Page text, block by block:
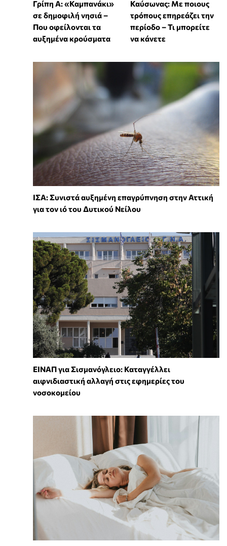
Γρίπη Α: «Καμπανάκι»
σε δημοφιλή νησιά –
Που οφείλονται τα
αυξημένα κρούσματα
Καύσωνας: Με ποιους
τρόπους επηρεάζει την
περίοδο – Τι μπορείτε
να κάνετε
ΙΣΑ: Συνιστά αυξημένη επαγρύπνηση στην Αττική
για τον ιό του Δυτικού Νείλου
ΕΙΝΑΠ για Σισμανόγλειο: Καταγγέλλει
αιφνιδιαστική αλλαγή στις εφημερίες του
νοσοκομείου